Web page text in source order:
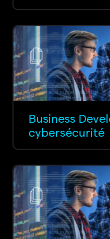
Business
cybersécurité